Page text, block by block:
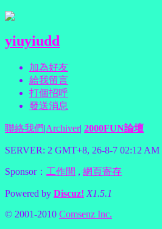
yiuyiudd
加為好友
給我留言
打個招呼
發送消息
聯絡我們|Archiver| 2000FUN論壇
SERVER: 2 GMT+8, 26-8-7 02:12 AM
Sponsor： 工作間 , 網頁寄存
Powered by Discuz! X1.5.1
© 2001-2010 Comsenz Inc.